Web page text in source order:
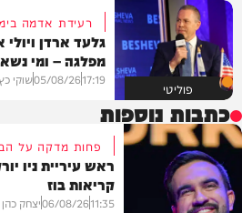
פוליטי
רעידת אדמה
גלעד ארדן
מפלגה – ומי
17:19
05/08/26שוקי
כתבות נוספות
פחות מדקה על
ראש עיריית ניו
קריאות בוז
11:35
06/08/26יצחק כהן